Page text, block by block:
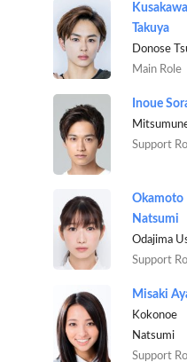
Kusakawa
Takuya
Donose
Main Role
Inoue
Support
Okamoto
Natsumi
Odajima
Support
Misaki
Kokonoe
Natsumi
Support